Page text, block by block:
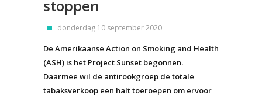
stoppen
donderdag 10 september 2020
De Amerikaanse Action on Smoking and Health
(ASH) is het Project Sunset begonnen.
Daarmee wil de antirookgroep de totale
tabaksverkoop een halt toeroepen om ervoor